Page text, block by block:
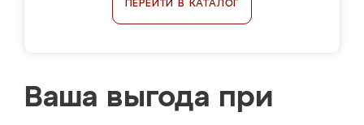
ПЕРЕЙТИ В КАТАЛОГ
Ваша выгода при